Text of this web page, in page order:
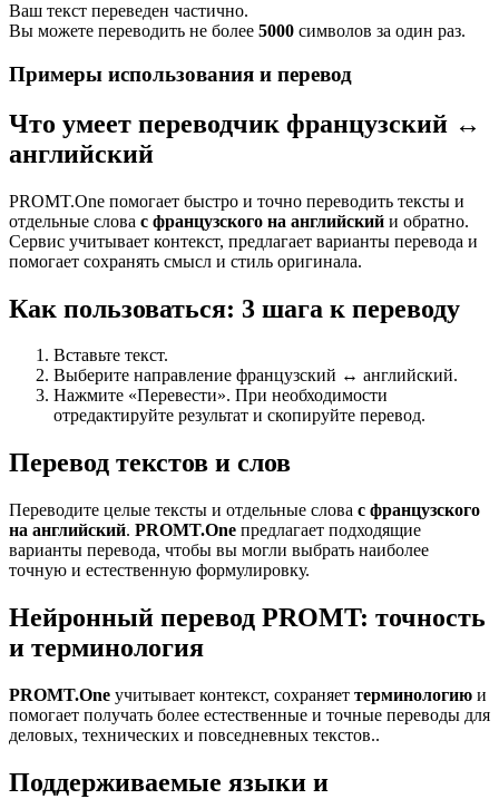
Ваш текст переведен частично.
Вы можете переводить не более 5000 символов за один раз.
Примеры использования и перевод
Что умеет переводчик французский ↔
английский
PROMT.One помогает быстро и точно переводить тексты и
отдельные слова с французского на английский и обратно.
Сервис учитывает контекст, предлагает варианты перевода и
помогает сохранять смысл и стиль оригинала.
Как пользоваться: 3 шага к переводу
Вставьте текст.
Выберите направление французский ↔ английский.
Нажмите «Перевести». При необходимости
отредактируйте результат и скопируйте перевод.
Перевод текстов и слов
Переводите целые тексты и отдельные слова с французского
на английский. PROMT.One предлагает подходящие
варианты перевода, чтобы вы могли выбрать наиболее
точную и естественную формулировку.
Нейронный перевод PROMT: точность
и терминология
PROMT.One учитывает контекст, сохраняет терминологию и
помогает получать более естественные и точные переводы для
деловых, технических и повседневных текстов..
Поддерживаемые языки и